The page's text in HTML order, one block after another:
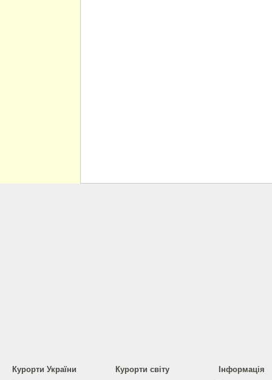
Курорти України Курорти світу Інформація